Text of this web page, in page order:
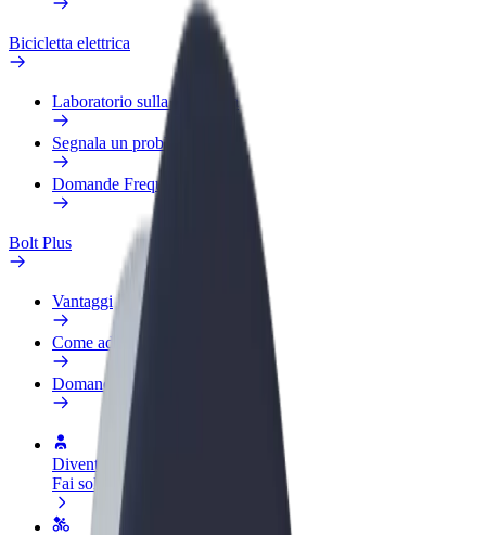
Bicicletta elettrica
Laboratorio sulla Sicurezza
Segnala un problema
Domande Frequenti
Bolt Plus
Vantaggi
Come aderire
Domande Frequenti
Diventa un driver
Fai soldi alle tue condizioni